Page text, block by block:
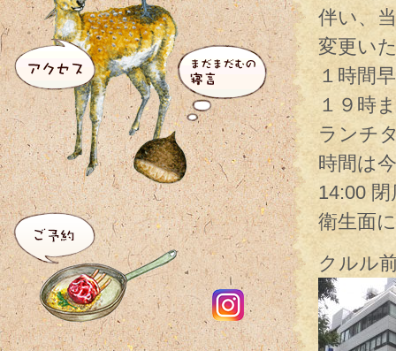
伴い、
変更い
１時間
１９時
ランチ
時間は
14:00
衛生面
クルル